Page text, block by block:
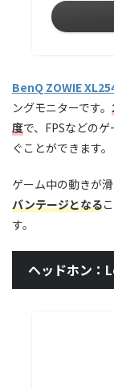
BenQ ZOWIE
ングモニターです。
度で、FPSなどの
ぐことができます。
ゲーム中の動きが
バンテージとなる
す。
ヘッドホン：